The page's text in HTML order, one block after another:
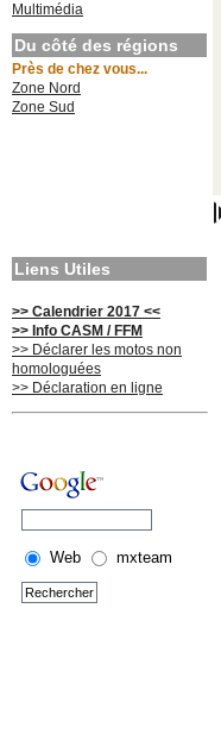
Multimédia
Du côté des régions
Près de chez vous...
Zone Nord
Zone Sud
Liens Utiles
>> Calendrier 2017 <<
>> Info CASM / FFM
>> Déclarer les motos non
homologuées
>> Déclaration en ligne
Web mxteam